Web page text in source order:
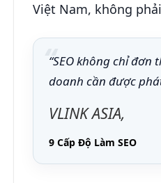
Việt Nam, không
“SEO không chỉ
doanh cần được
VLINK ASIA,
9 Cấp Độ Làm SEO